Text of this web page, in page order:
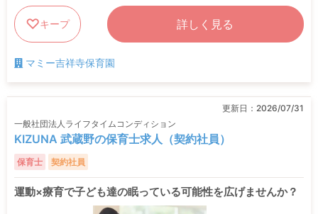
キープ 詳しく見る
マミー吉祥寺保育園
更新日： 2026/07/31
一般社団法人ライフタイムコンディション
KIZUNA 武蔵野の保育士求人（契約社員）
保育士 契約社員
運動×療育で子ども達の眠っている可能性を広げませんか？